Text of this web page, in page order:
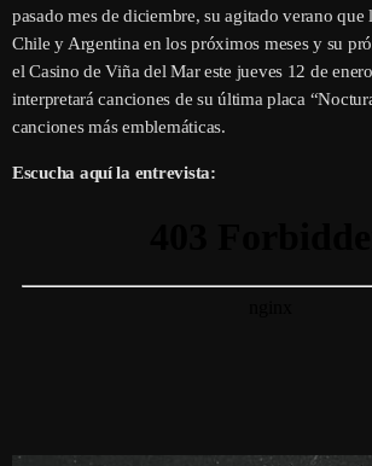
pasado mes de diciembre, su agitado verano que
Chile y Argentina en los próximos meses y su
el Casino de Viña del Mar este jueves 12 de
interpretará canciones de su última placa
canciones más emblemáticas.
Escucha aquí la entrevista: